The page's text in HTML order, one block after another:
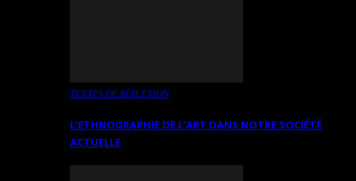
TEXTES DE RÉFLEXION
L’ETHNOGRAPHIE DE L’ART DANS NOTRE SOCIÉTÉ
ACTUELLE